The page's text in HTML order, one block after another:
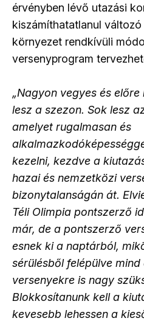
érvényben lévő utazási
kiszámíthatatlanul
környezet rendkívüli
versenyprogram
„Nagyon vegyes és
lesz a szezon. Sok lesz
amelyet rugalmasan és
kezelni, kezdve a
hazai és nemzetközi
bizonytalanságán át.
Téli Olimpia pontszerző
már, de a pontszerző
esnek ki a naptárból,
sérülésből felépülve mind
versenyekre is nagy
Blokkosítanunk kell a
kevesebb lehessen a